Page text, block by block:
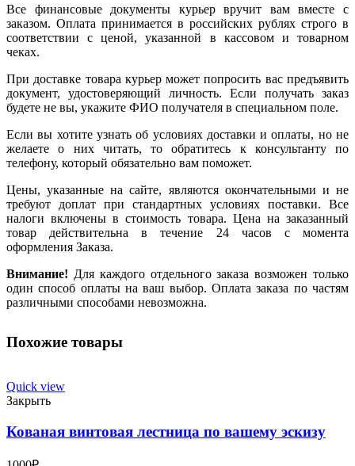
Все финансовые документы курьер вручит вам вместе с
заказом. Оплата принимается в российских рублях строго в
соответствии с ценой, указанной в кассовом и товарном
чеках.
При доставке товара курьер может попросить вас предъявить
документ, удостоверяющий личность. Если получать заказ
будете не вы, укажите ФИО получателя в специальном поле.
Если вы хотите узнать об условиях доставки и оплаты, но не
желаете о них читать, то обратитесь к консультанту по
телефону, который обязательно вам поможет.
Цены, указанные на сайте, являются окончательными и не
требуют доплат при стандартных условиях поставки. Все
налоги включены в стоимость товара. Цена на заказанный
товар действительна в течение 24 часов с момента
оформления Заказа.
Внимание! Для каждого отдельного заказа возможен только
один способ оплаты на ваш выбор. Оплата заказа по частям
различными способами невозможна.
Похожие товары
Quick view
Закрыть
Кованая винтовая лестница по вашему эскизу